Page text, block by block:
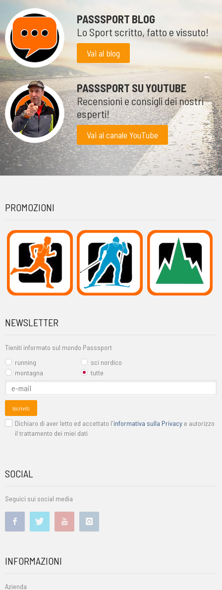
PASSSPORT BLOG
Lo Sport scritto, fatto e vissuto!
Vai al blog
PASSSPORT SU YOUTUBE
Recensioni e consigli dei nostri
esperti!
Vai al canale YouTube
PROMOZIONI
NEWSLETTER
Tieniti informato sul mondo Passsport
running
sci nordico
montagna
tutte
Iscriviti
Dichiaro di aver letto ed accettato l'informativa sulla Privacy e autorizzo
il trattamento dei miei dati
SOCIAL
Seguici sui social media
INFORMAZIONI
Azienda